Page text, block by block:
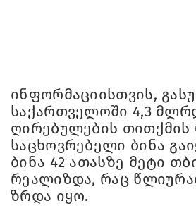
ინფორმაციისთვის,
საქართველოში 4,3
ღირებულების თითქმის
საცხოვრებელი ბინა
ბინა 42 ათასზე მეტი
რეალიზდა, რაც
ზრდა იყო.